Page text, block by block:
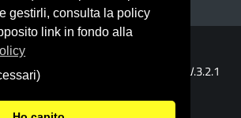
piattaforma
sul tema accessibile
V.3.2.1
gestirli, consulta la policy
link in fondo alla